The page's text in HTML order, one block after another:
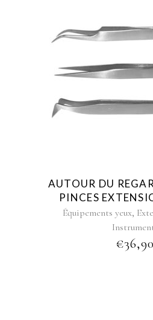
AUTOUR DU
PINCES
Équipements yeux,
€36,90